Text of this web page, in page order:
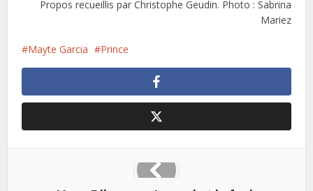
Propos recueillis par Christophe Geudin. Photo : Sabrina
Mariez
Mayte Garcia Prince